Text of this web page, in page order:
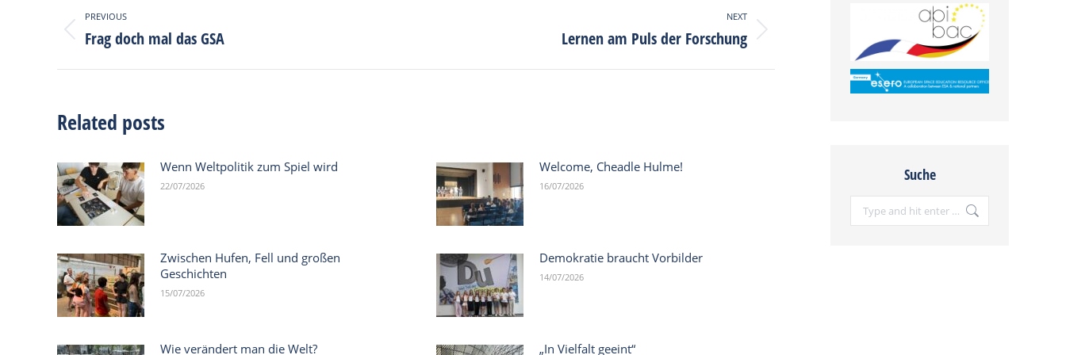
navigation
PREVIOUS
Previous
post:
Frag doch mal das GSA
NEXT
Lernen am Puls der Forschung
Related posts
Wenn Weltpolitik zum Spiel wird
22/07/2026
Welcome, Cheadle Hulme!
16/07/2026
Zwischen Hufen, Fell und großen
Geschichten
15/07/2026
Demokratie braucht Vorbilder
14/07/2026
Wie verändert man die Welt? „In Vielfalt geeint“
Suche
Search: